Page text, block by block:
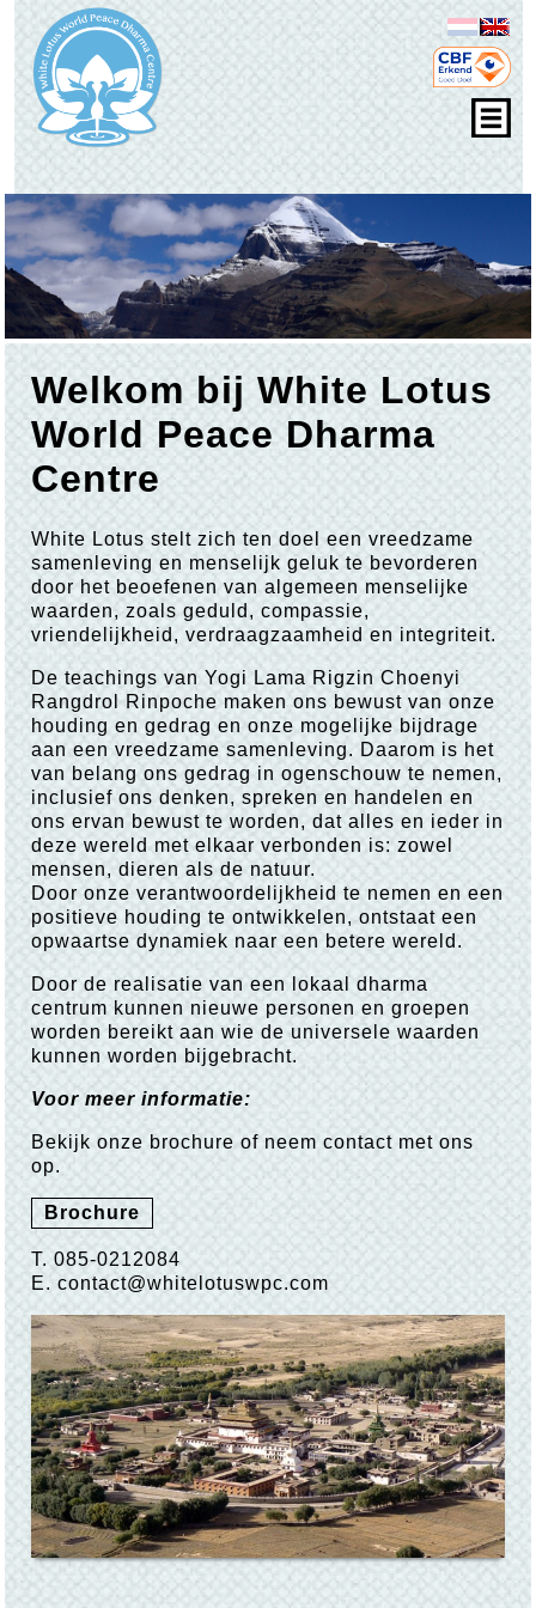
Welkom bij White Lotus
World Peace Dharma
Centre
White Lotus stelt zich ten doel een vreedzame
samenleving en menselijk geluk te bevorderen
door het beoefenen van algemeen menselijke
waarden, zoals geduld, compassie,
vriendelijkheid, verdraagzaamheid en integriteit.
De teachings van Yogi Lama Rigzin Choenyi
Rangdrol Rinpoche maken ons bewust van onze
houding en gedrag en onze mogelijke bijdrage
aan een vreedzame samenleving. Daarom is het
van belang ons gedrag in ogenschouw te nemen,
inclusief ons denken, spreken en handelen en
ons ervan bewust te worden, dat alles en ieder in
deze wereld met elkaar verbonden is: zowel
mensen, dieren als de natuur.
Door onze verantwoordelijkheid te nemen en een
positieve houding te ontwikkelen, ontstaat een
opwaartse dynamiek naar een betere wereld.
Door de realisatie van een lokaal dharma
centrum kunnen nieuwe personen en groepen
worden bereikt aan wie de universele waarden
kunnen worden bijgebracht.
Voor meer informatie:
Bekijk onze brochure of neem contact met ons
op.
Brochure
T.085-0212084
E.contact@whitelotuswpc.com